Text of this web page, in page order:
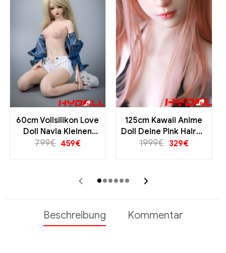
‌60cm Vollsilikon Love
Doll Navia Kleinen
Brüsten Realistisch
799€ 459€
125cm Kawaii Anime
Doll Deine Pink Haired
Waifu Realistische
1999€ 329€
‹ ›
Beschreibung Kommentar